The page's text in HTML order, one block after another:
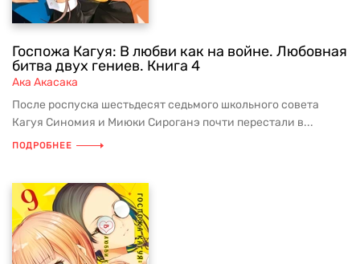
Госпожа Кагуя: В любви как на войне. Любовная
битва двух гениев. Книга 4
Ака Акасака
После роспуска шестьдесят седьмого школьного совета
Кагуя Синомия и Миюки Сироганэ почти перестали в...
ПОДРОБНЕЕ